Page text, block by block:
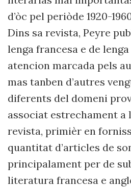
d’òc pel periòde 1920-
Dins sa revista, Peyre
lenga francesa e de
atencion marcada pels
mas tanben d’autres
diferents del domeni
associat estrechament a
revista, primièr en
quantitat d’articles de
principalament per de
literatura francesa e